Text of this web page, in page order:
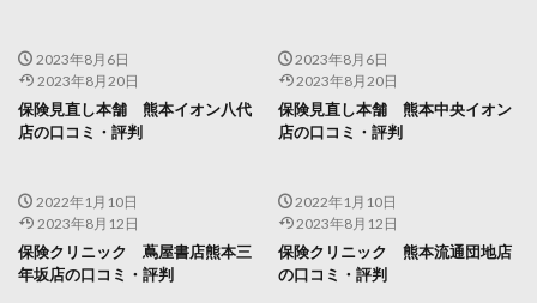
2023年8月6日
2023年8月20日
保険見直し本舗 熊本イオン八代
店の口コミ・評判
2023年8月6日
2023年8月20日
保険見直し本舗 熊本中央イオン
店の口コミ・評判
2022年1月10日
2023年8月12日
保険クリニック 蔦屋書店熊本三
年坂店の口コミ・評判
2022年1月10日
2023年8月12日
保険クリニック 熊本流通団地店
の口コミ・評判